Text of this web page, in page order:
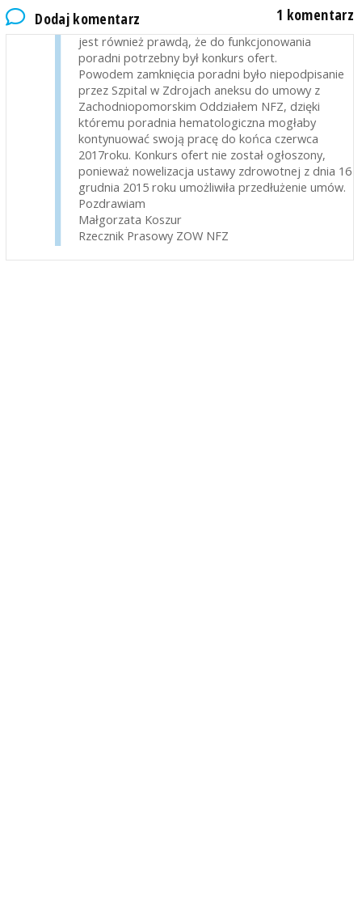
Dodaj komentarz 1 komentarz
zamknięcia poradni hematologicznej w
szczecińskich Zdrojach był „brak pieniędzy”. Nie
jest również prawdą, że do funkcjonowania
poradni potrzebny był konkurs ofert.
Powodem zamknięcia poradni było niepodpisanie
przez Szpital w Zdrojach aneksu do umowy z
Zachodniopomorskim Oddziałem NFZ, dzięki
któremu poradnia hematologiczna mogłaby
kontynuować swoją pracę do końca czerwca
2017roku. Konkurs ofert nie został ogłoszony,
ponieważ nowelizacja ustawy zdrowotnej z dnia 16
grudnia 2015 roku umożliwiła przedłużenie umów.
Pozdrawiam
Małgorzata Koszur
Rzecznik Prasowy ZOW NFZ